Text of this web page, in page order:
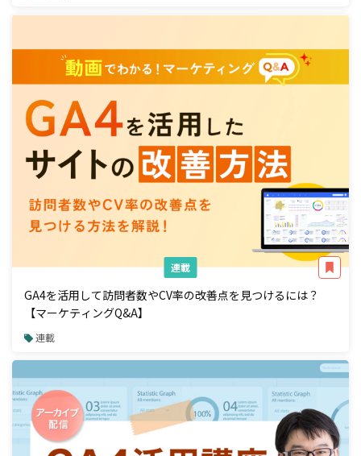
連載
GA4を活用して訪問者数やCV率の改善点を見つけるには？
【マーケティングQ&A】
連載